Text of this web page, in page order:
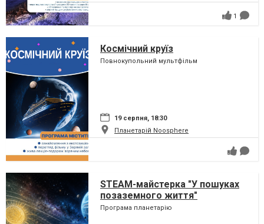
1
Космічний круїз
Повнокупольний мультфільм
19 серпня, 18:30
Планетарій Noosphere
STEAM-майстерка "У пошуках
позаземного життя"
Програма планетарію